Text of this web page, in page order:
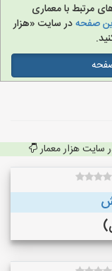
مرتبط با معماری
صفحهدر سایت «هزار
سایت هزار معمار